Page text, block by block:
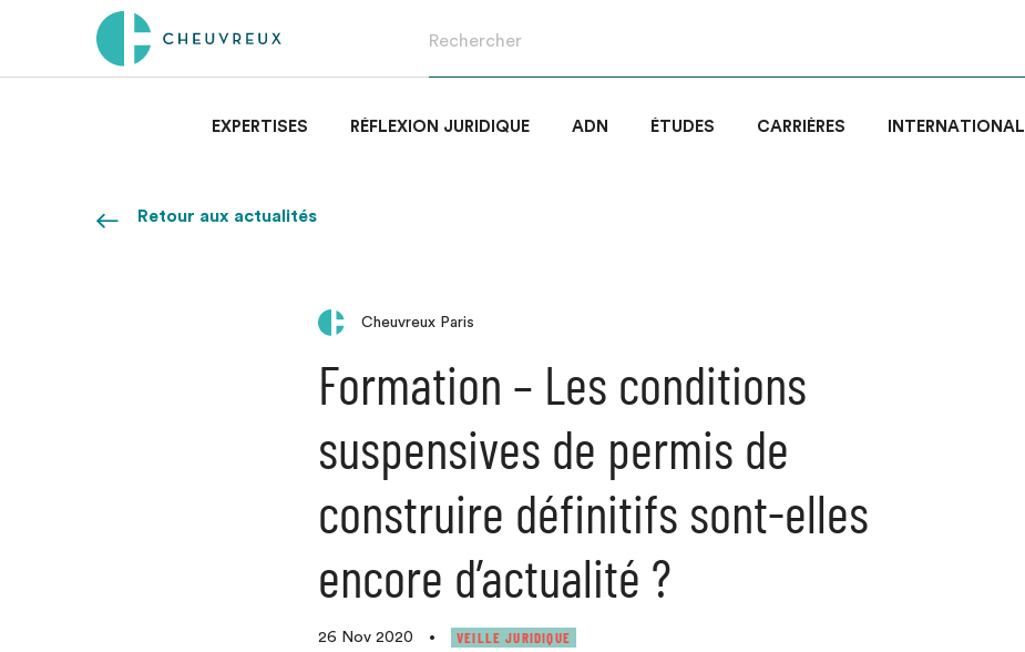
EXPERTISES RÉFLEXION JURIDIQUE ADN ÉTUDES CARRIÈRES INTERNATIONAL
Retour aux actualités
Cheuvreux Paris
Formation – Les conditions
suspensives de permis de
construire définitifs sont-elles
encore d’actualité ?
26 Nov 2020 • VEILLE JURIDIQUE